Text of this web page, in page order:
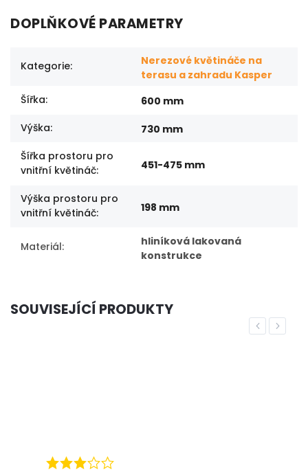
DOPLŇKOVÉ PARAMETRY
Kategorie:
Nerezové květináče na
terasu a zahradu Kasper
Šířka:
600 mm
Výška:
730 mm
Šířka prostoru pro
vnitřní květináč: 451-475 mm
Výška prostoru pro
vnitřní květináč: 198 mm
Materiál:
hliníková lakovaná
konstrukce
SOUVISEJÍCÍ PRODUKTY
Previous
Next